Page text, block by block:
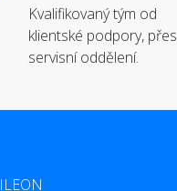
Kvalifikovaný tým od
klientské podpory, přes
servisní oddělení.